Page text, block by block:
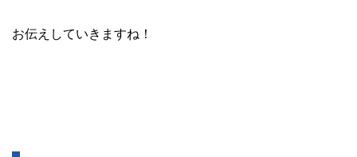
お伝えしていきますね！